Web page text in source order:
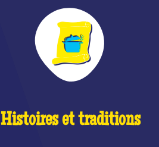
Histoires et traditions